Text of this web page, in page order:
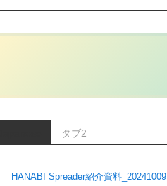
タブ2
HANABI Spreader紹介資料_20241009